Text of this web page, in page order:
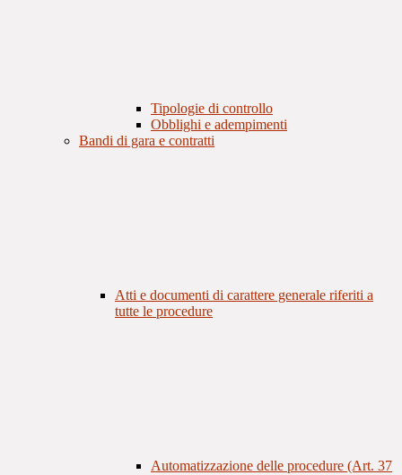
Tipologie di controllo
Obblighi e adempimenti
Bandi di gara e contratti
Atti e documenti di carattere generale riferiti a
tutte le procedure
Automatizzazione delle procedure (Art. 37